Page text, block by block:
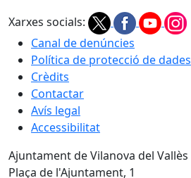
Xarxes socials:
Canal de denúncies
Política de protecció de dades
Crèdits
Contactar
Avís legal
Accessibilitat
Ajuntament de Vilanova del Vallès
Plaça de l'Ajuntament, 1